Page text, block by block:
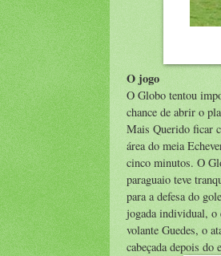
O jogo
O Globo tentou
chance de abrir o
Mais Querido ficar
área do meia
cinco minutos. O
paraguaio teve
para a defesa do
jogada individual, o
volante Guedes, o
cabeçada depois